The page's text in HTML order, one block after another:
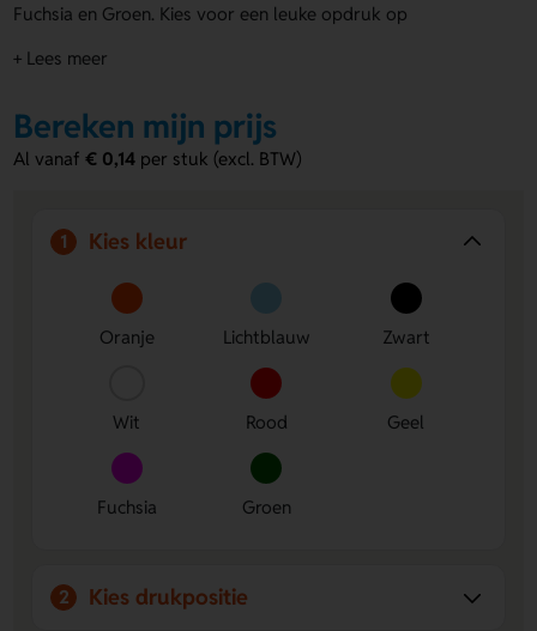
Fuchsia en Groen. Kies voor een leuke opdruk op
eigen ontwerp goed tot zijn recht komt. Een vrolijke pen
Voordelen van de Dexir Balpen
uitstraling.
Keuze uit veel kleuren
huisstijl of actie met acht frisse kleuren.
Handige drukposities
– kies Rechtshandig of
Linkshandig voor een mooie en passende bedrukking.
+ Lees meer
Bereken mijn prijs
Al vanaf€ 0,14 per stuk (excl. BTW)
1 Kies kleur
Oranje Lichtblauw Zwart
Wit Rood Geel
Fuchsia Groen
2 Kies drukpositie